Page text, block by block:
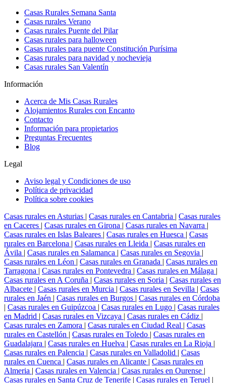
Casas Rurales Semana Santa
Casas rurales Verano
Casas rurales Puente del Pilar
Casas rurales para halloween
Casas rurales para puente Constitución Purísima
Casas rurales para navidad y nochevieja
Casas rurales San Valentín
Información
Acerca de Mis Casas Rurales
Alojamientos Rurales con Encanto
Contacto
Información para propietarios
Preguntas Frecuentes
Blog
Legal
Aviso legal y Condiciones de uso
Política de privacidad
Política sobre cookies
Casas rurales en Asturias | Casas rurales en Cantabria | Casas rurales
en Caceres | Casas rurales en Girona | Casas rurales en Navarra |
Casas rurales en Islas Baleares | Casas rurales en Huesca | Casas
rurales en Barcelona | Casas rurales en Lleida | Casas rurales en
Ávila | Casas rurales en Salamanca | Casas rurales en Segovia |
Casas rurales en Léon | Casas rurales en Granada | Casas rurales en
Tarragona | Casas rurales en Pontevedra | Casas rurales en Málaga |
Casas rurales en A Coruña | Casas rurales en Soria | Casas rurales en
Albacete | Casas rurales en Murcia | Casas rurales en Sevilla | Casas
rurales en Jaén | Casas rurales en Burgos | Casas rurales en Córdoba
| Casas rurales en Guipúzcoa | Casas rurales en Lugo | Casas rurales
en Madrid | Casas rurales en Vizcaya | Casas rurales en Cádiz |
Casas rurales en Zamora | Casas rurales en Ciudad Real | Casas
rurales en Castellón | Casas rurales en Toledo | Casas rurales en
Guadalajara | Casas rurales en Huelva | Casas rurales en La Rioja |
Casas rurales en Palencia | Casas rurales en Valladolid | Casas
rurales en Cuenca | Casas rurales en Alicante | Casas rurales en
Almeria | Casas rurales en Valencia | Casas rurales en Ourense |
Casas rurales en Santa Cruz de Tenerife | Casas rurales en Teruel |